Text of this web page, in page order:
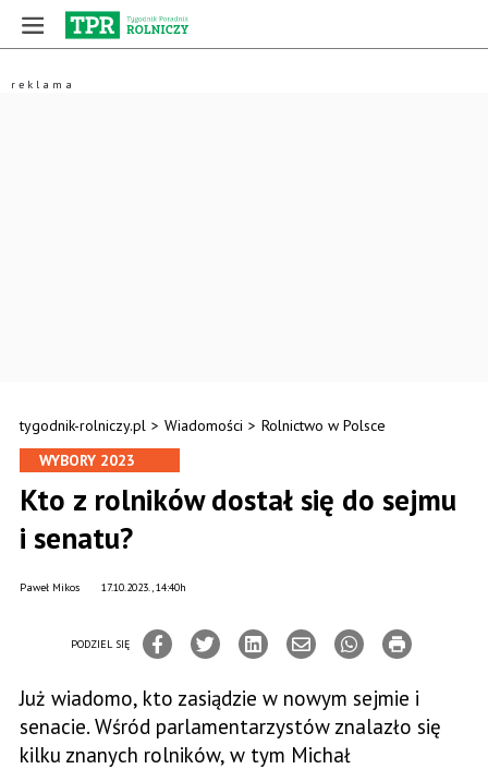
tygodnik-rolniczy.pl > Wiadomości > Rolnictwo w Polsce
WYBORY 2023
Kto z rolników dostał się do sejmu
i senatu?
17.10.2023., 14:40h
Paweł Mikos
PODZIEL SIĘ
Już wiadomo, kto zasiądzie w nowym sejmie i
senacie. Wśród parlamentarzystów znalazło się
kilku znanych rolników, w tym Michał